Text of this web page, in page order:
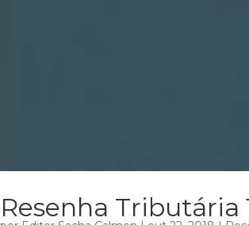
Resenha Tributária